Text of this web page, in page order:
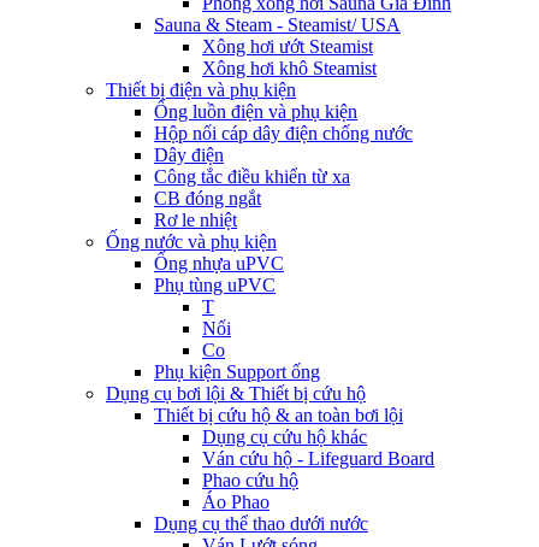
Sauna & Steam - Steamist/ USA
Xông hơi ướt Steamist
Xông hơi khô Steamist
Thiết bị điện và phụ kiện
Ống luồn điện và phụ kiện
Hộp nối cáp dây điện chống nước
Dây điện
Công tắc điều khiển từ xa
CB đóng ngắt
Rơ le nhiệt
Ống nước và phụ kiện
Ống nhựa uPVC
Phụ tùng uPVC
T
Nối
Co
Phụ kiện Support ống
Dụng cụ bơi lội & Thiết bị cứu hộ
Thiết bị cứu hộ & an toàn bơi lội
Dụng cụ cứu hộ khác
Ván cứu hộ - Lifeguard Board
Phao cứu hộ
Áo Phao
Dụng cụ thể thao dưới nước